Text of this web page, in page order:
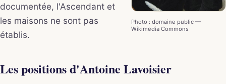
Photo : domaine public —
Wikimedia Commons
documentée, l'Ascendant et
les maisons ne sont pas
établis.
Les positions d'Antoine Lavoisier